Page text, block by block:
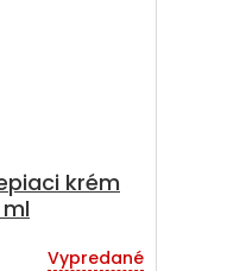
krém
Vypredané